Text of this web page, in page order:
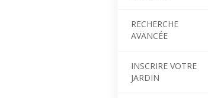
RECHERCHE
AVANCÉE
INSCRIRE VOTRE
JARDIN